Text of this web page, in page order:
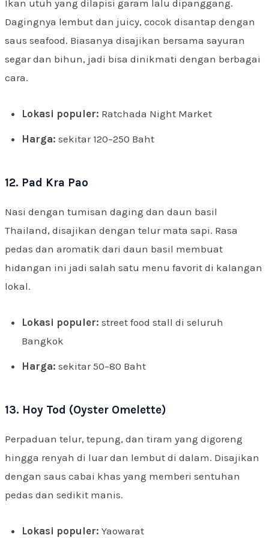
Ikan utuh yang dilapisi garam lalu dipanggang.
Dagingnya lembut dan juicy, cocok disantap dengan
saus seafood. Biasanya disajikan bersama sayuran
segar dan bihun, jadi bisa dinikmati dengan berbagai
cara.
Lokasi populer: Ratchada Night Market
Harga: sekitar 120–250 Baht
12. Pad Kra Pao
Nasi dengan tumisan daging dan daun basil
Thailand, disajikan dengan telur mata sapi. Rasa
pedas dan aromatik dari daun basil membuat
hidangan ini jadi salah satu menu favorit di kalangan
lokal.
Lokasi populer: street food stall di seluruh
Bangkok
Harga: sekitar 50–80 Baht
13. Hoy Tod (Oyster Omelette)
Perpaduan telur, tepung, dan tiram yang digoreng
hingga renyah di luar dan lembut di dalam. Disajikan
dengan saus cabai khas yang memberi sentuhan
pedas dan sedikit manis.
Lokasi populer: Yaowarat